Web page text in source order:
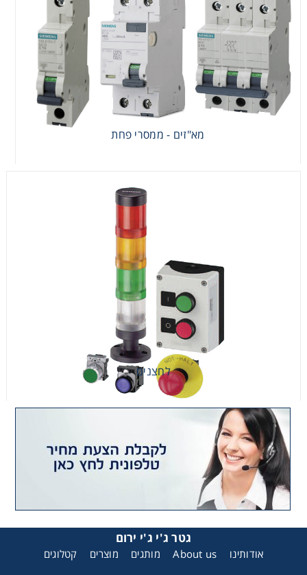
מא"זים - ממסרי פחת
לחצנים
גטר ג'י ג'י ירום
אודותינו About us מותגים מוצרים קטלוגים
לחצנים